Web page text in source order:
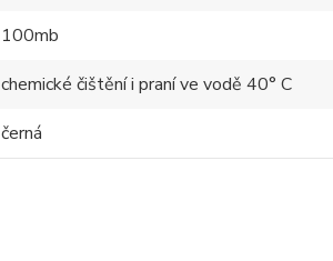
100mb
chemické čištění i praní ve vodě 40° C
černá